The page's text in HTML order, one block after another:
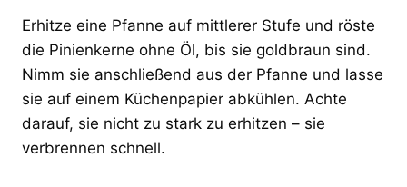
Erhitze eine Pfanne auf mittlerer Stufe und röste
die Pinienkerne ohne Öl, bis sie goldbraun sind.
Nimm sie anschließend aus der Pfanne und lasse
sie auf einem Küchenpapier abkühlen. Achte
darauf, sie nicht zu stark zu erhitzen – sie
verbrennen schnell.